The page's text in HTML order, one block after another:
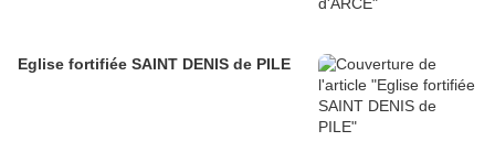
Eglise fortifiée SAINT DENIS de PILE